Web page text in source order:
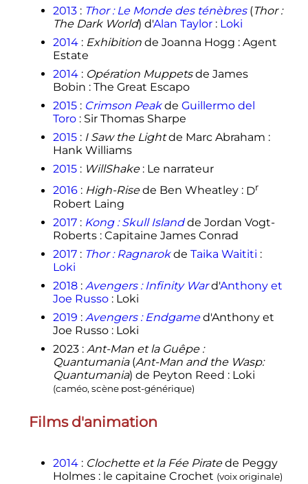
2013 : Thor : Le Monde des ténèbres(Thor :
The Dark World) d'Alan Taylor : Loki
2014 : Exhibitionde Joanna Hogg : Agent
Estate
2014 : Opération Muppetsde James
Bobin : The Great Escapo
2015 : Crimson Peakde Guillermo del
Toro : Sir Thomas Sharpe
2015 : I Saw the Lightde Marc Abraham :
Hank Williams
2015 : WillShake : Le narrateur
2016 : High-Risede Ben Wheatley : Dr
Robert Laing
2017 : Kong : Skull Islandde Jordan Vogt-
Roberts : Capitaine James Conrad
2017 : Thor : Ragnarokde Taika Waititi :
Loki
2018 : Avengers : Infinity Ward'Anthony et
Joe Russo : Loki
2019 : Avengers : Endgamed'Anthony et
Joe Russo : Loki
2023 : Ant-Man et la Guêpe :
Quantumania(Ant-Man and the Wasp:
Quantumania) de Peyton Reed : Loki
(caméo, scène post-générique)
Films d'animation
2014 : Clochette et la Fée Piratede Peggy
Holmes : le capitaine Crochet (voix originale)